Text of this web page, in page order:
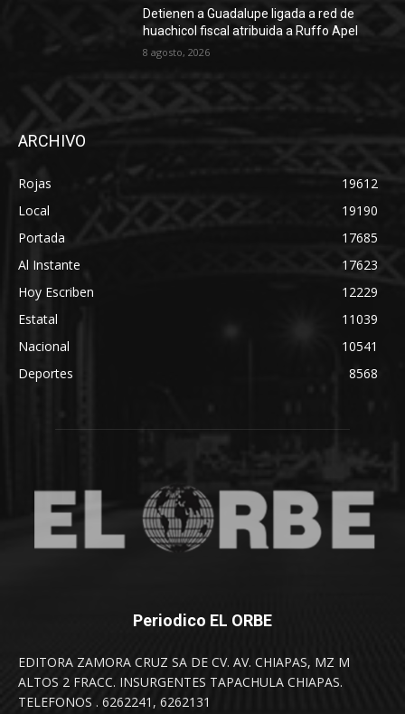
Detienen a Guadalupe ligada a red de
huachicol fiscal atribuida a Ruffo Apel
8 agosto, 2026
ARCHIVO
Rojas
19612
Local
19190
Portada
17685
Al Instante
17623
Hoy Escriben
12229
Estatal
11039
Nacional
10541
Deportes
8568
Periodico EL ORBE
EDITORA ZAMORA CRUZ SA DE CV. AV. CHIAPAS, MZ M
ALTOS 2 FRACC. INSURGENTES TAPACHULA CHIAPAS.
TELEFONOS . 6262241, 6262131